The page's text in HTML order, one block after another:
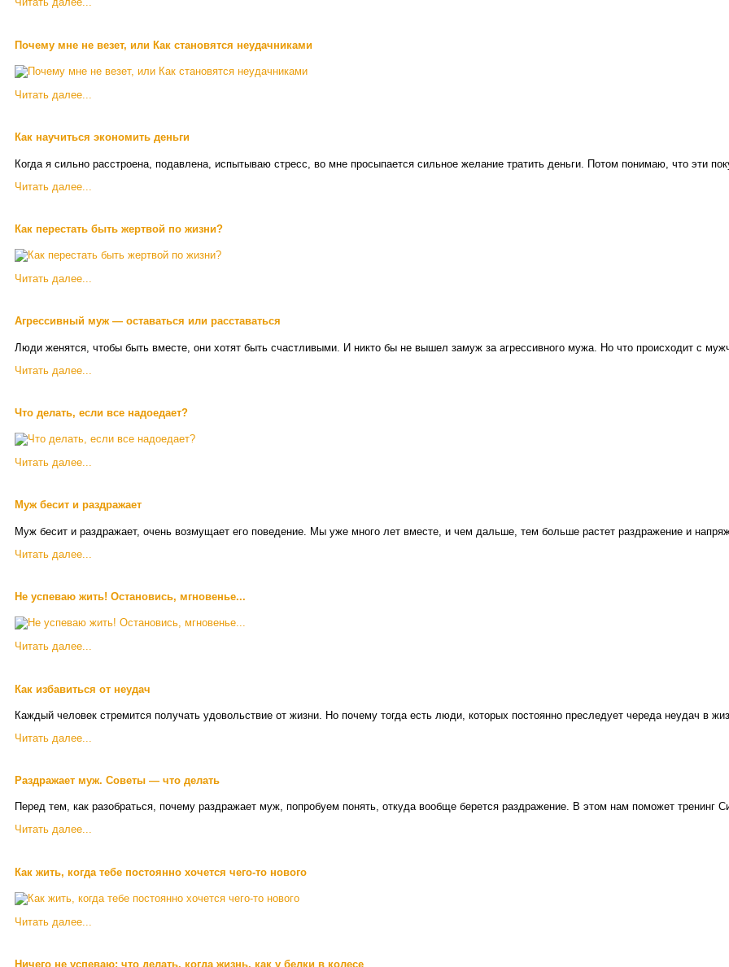
Почему мне не везет, или Как становятся неудачниками
Читать далее...
Как научиться экономить деньги
Когда я сильно расстроена, подавлена, испытываю стресс, во мне просыпается сильное желание тратить деньги. Потом понимаю, что эти
Читать далее...
Как перестать быть жертвой по жизни?
Читать далее...
Агрессивный муж — оставаться или расставаться
Люди женятся, чтобы быть вместе, они хотят быть счастливыми. И никто бы не вышел замуж за агрессивного мужа. Но что происходит с
Читать далее...
Что делать, если все надоедает?
Читать далее...
Муж бесит и раздражает
Муж бесит и раздражает, очень возмущает его поведение. Мы уже много лет вместе, и чем дальше, тем больше растет раздражение и
Читать далее...
Не успеваю жить! Остановись, мгновенье...
Читать далее...
Как избавиться от неудач
Каждый человек стремится получать удовольствие от жизни. Но почему тогда есть люди, которых постоянно преследует череда неудач в
Читать далее...
Раздражает муж. Советы — что делать
Перед тем, как разобраться, почему раздражает муж, попробуем понять, откуда вообще берется раздражение. В этом нам поможет тренинг
Читать далее...
Как жить, когда тебе постоянно хочется чего-то нового
Читать далее...
Ничего не успеваю: что делать, когда жизнь, как у белки в колесе